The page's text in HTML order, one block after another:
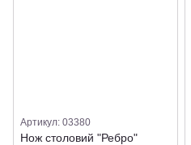
Артикул: 03380
Нож столовий "Ребро"